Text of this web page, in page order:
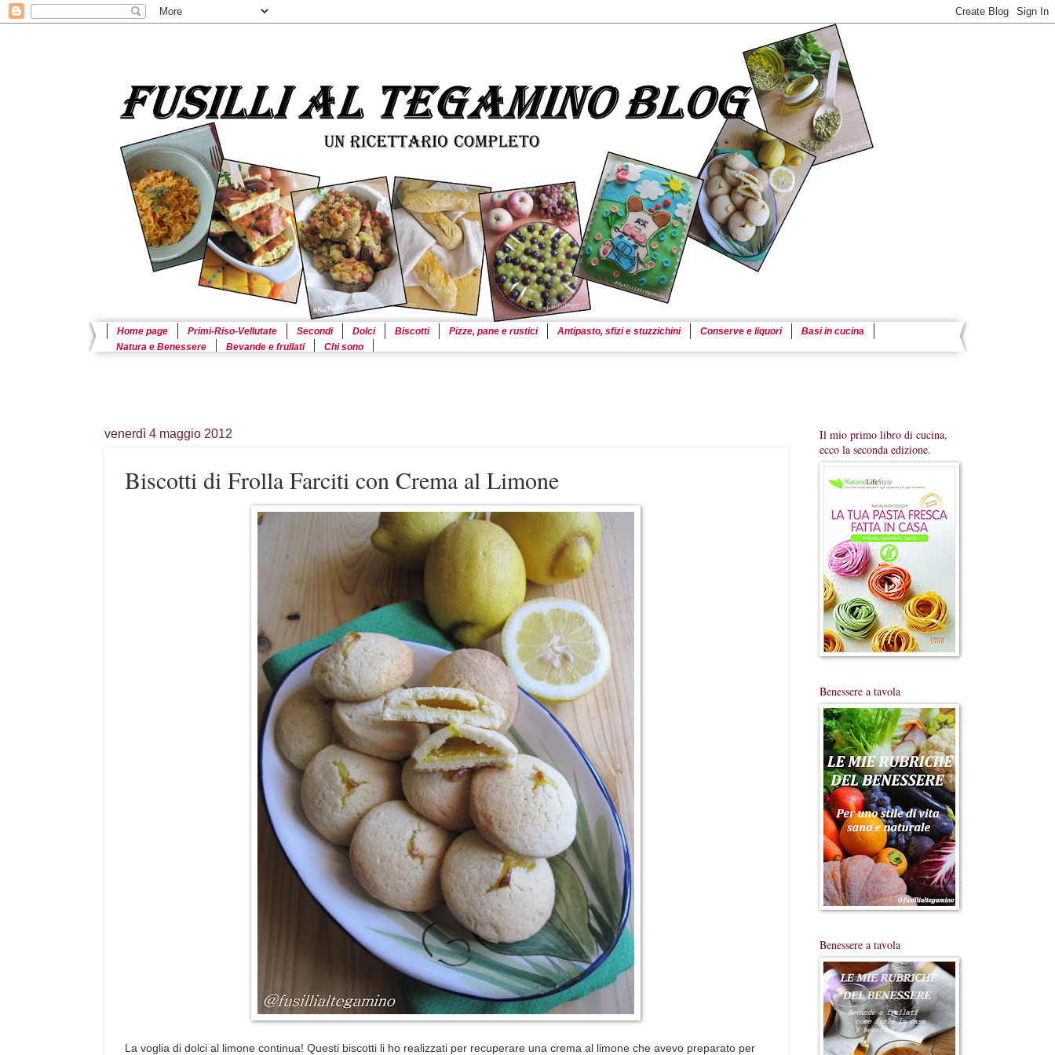
Home page Primi-Riso-Vellutate Secondi Dolci Biscotti Pizze, pane e rustici Antipasto, sfizi e stuzzichini Conserve e liquori
Basi in cucina
Natura e Benessere
Bevande e frullati Chi sono
venerdì 4 maggio 2012
Biscotti di Frolla Farciti con Crema al Limone
La voglia di dolci al limone continua! Questi biscotti li ho realizzati per recuperare una crema al limone che avevo preparato per
Il mio primo libro di cucina,
ecco la seconda edizione.
Benessere a tavola
Benessere a tavola